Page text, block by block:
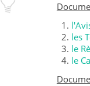
les
le
le